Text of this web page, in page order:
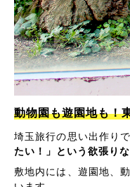
動物園も遊園地も！
埼玉旅行の思い出作りで
たい！」という欲張り
敷地内には、遊園地、